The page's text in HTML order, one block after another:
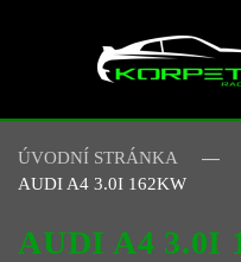
Skip to main content
ÚVODNÍ STRÁNKA
AUDI A4 3.0I 162KW
AUDI A4 3.0I